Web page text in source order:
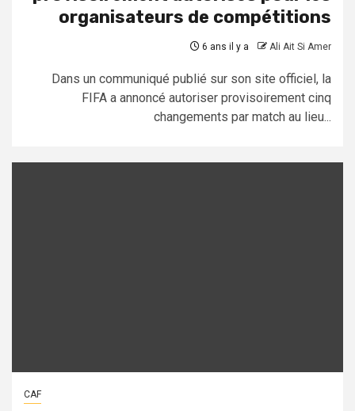
organisateurs de compétitions
6 ans il y a Ali Ait Si Amer
Dans un communiqué publié sur son site officiel, la
FIFA a annoncé autoriser provisoirement cinq
changements par match au lieu...
CAF